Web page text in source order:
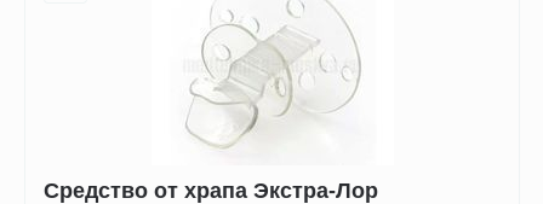
Средство от храпа Экстра-Лор